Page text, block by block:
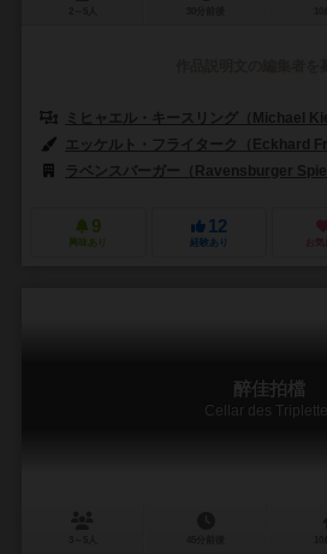
ミヒャエル・キースリング（Michael
エッケルト・フライターク（Eckhard
ラベンスバーガー（Ravensburger
9
興味あり
12
経験あり お
醉佳拍檔
Cellar des